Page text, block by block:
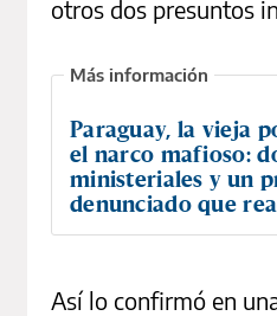
otros dos presuntos
Paraguay, la vieja
el narco mafioso:
ministeriales y un
denunciado que
Así lo confirmó en